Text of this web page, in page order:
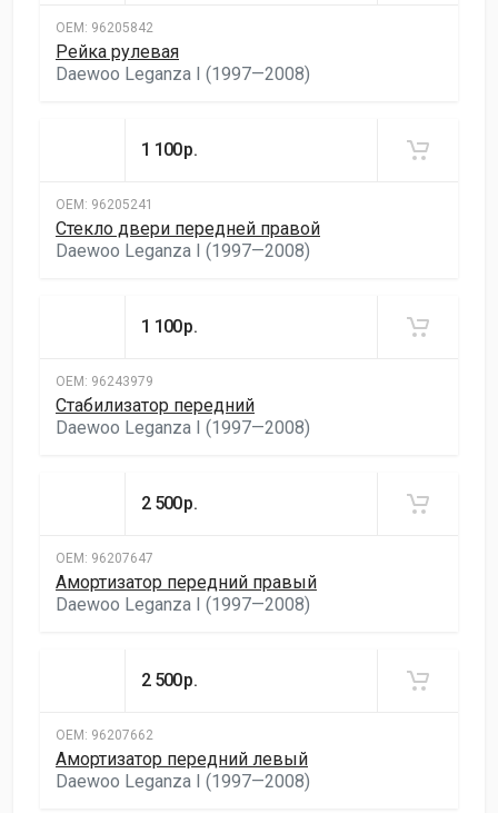
ОЕМ: 96205842
Рейка рулевая
Daewoo Leganza I (1997—2008)
ОЕМ: 96205241
Стекло двери передней правой
Daewoo Leganza I (1997—2008)
1 100р.
ОЕМ: 96243979
Стабилизатор передний
Daewoo Leganza I (1997—2008)
1 100р.
ОЕМ: 96207647
Амортизатор передний правый
Daewoo Leganza I (1997—2008)
2 500р.
ОЕМ: 96207662
Амортизатор передний левый
Daewoo Leganza I (1997—2008)
2 500р.